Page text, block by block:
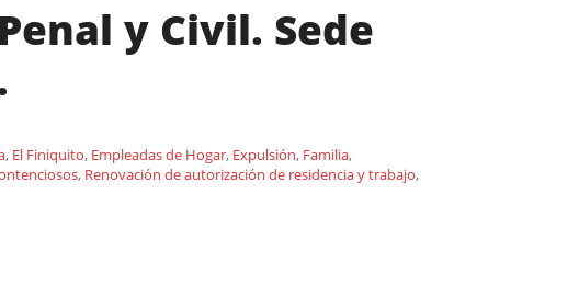
y Civil. Sede
, El Finiquito, Empleadas de Hogar, Expulsión, Familia,
, Renovación de autorización de residencia y trabajo,